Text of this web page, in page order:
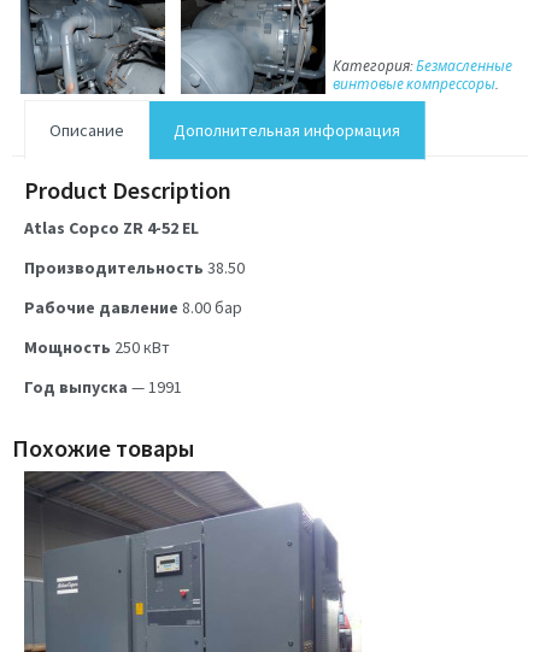
Категория:Безмасленные
винтовые компрессоры
Описание Дополнительная информация
Product Description
Atlas Copco ZR 4-52 EL
Производительность 38.50
Рабочие давление 8.00бар
Мощность 250кВт
Год выпуска — 1991
Похожие товары